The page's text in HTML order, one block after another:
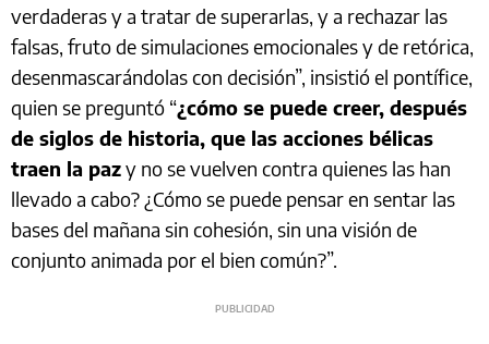
verdaderas y a tratar de superarlas, y a rechazar las
falsas, fruto de simulaciones emocionales y de retórica,
desenmascarándolas con decisión”, insistió el pontífice,
quien se preguntó “¿cómo se puede creer, después
de siglos de historia, que las acciones bélicas
traen la pazy no se vuelven contra quienes las han
llevado a cabo? ¿Cómo se puede pensar en sentar las
bases del mañana sin cohesión, sin una visión de
conjunto animada por el bien común?”.